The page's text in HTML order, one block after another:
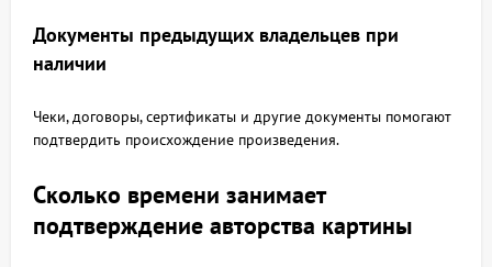
Документы предыдущих владельцев при
наличии
Чеки, договоры, сертификаты и другие документы помогают
подтвердить происхождение произведения.
Сколько времени занимает
подтверждение авторства картины